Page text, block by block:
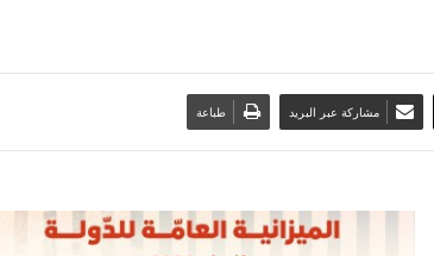
مشاركة عبر البريد طباعة